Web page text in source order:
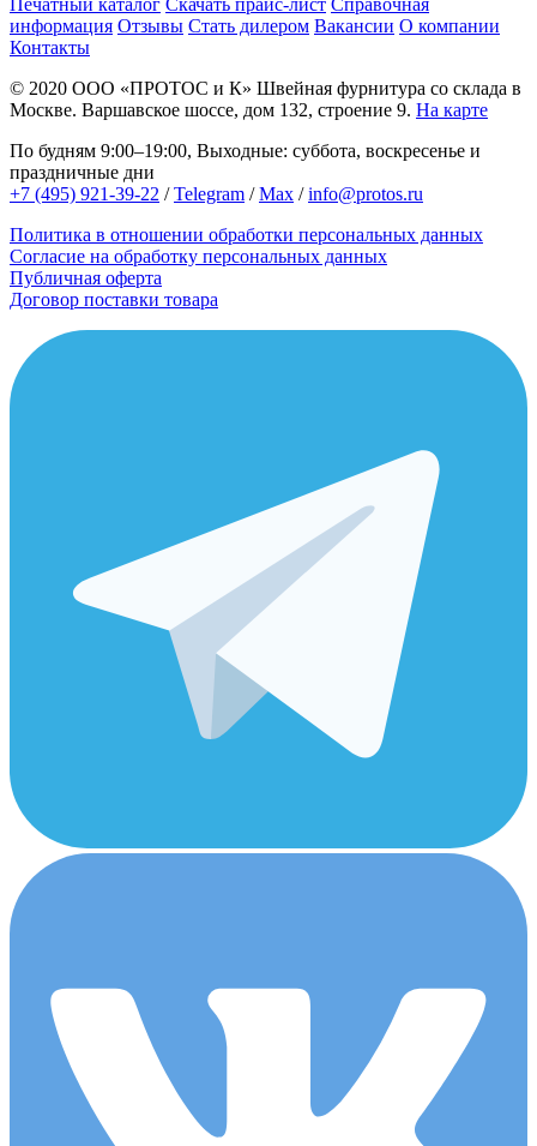
Печатный каталог Скачать прайс-лист Справочная
информация Отзывы Стать дилером Вакансии О компании
Контакты
© 2020 ООО «ПРОТОС и К» Швейная фурнитура со склада в
Москве. Варшавское шоссе, дом 132, строение 9. На карте
По будням 9:00–19:00, Выходные: суббота, воскресенье и
праздничные дни
+7 (495) 921-39-22 /Telegram /Max /info@protos.ru
Политика в отношении обработки персональных данных
Согласие на обработку персональных данных
Публичная оферта
Договор поставки товара